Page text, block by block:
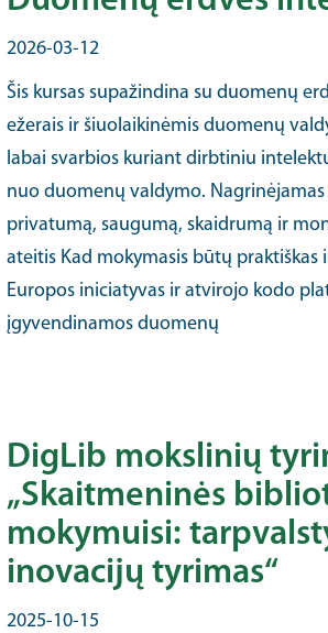
2026-03-12
Šis kursas supažindina su duomenų
ežerais ir šiuolaikinėmis duomenų
labai svarbios kuriant dirbtiniu
nuo duomenų valdymo.
privatumą, saugumą, skaidrumą ir
ateitis Kad mokymasis būtų praktiškas
Europos iniciatyvas ir atvirojo kodo
įgyvendinamos duomenų
DigLib mokslinių
„Skaitmeninės
mokymuisi:
inovacijų tyrimas“
2025-10-15